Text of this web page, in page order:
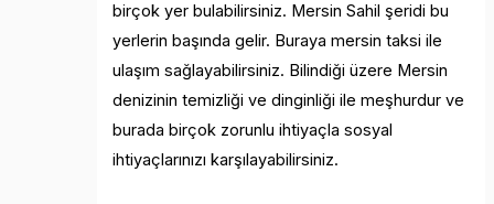
birçok yer bulabilirsiniz. Mersin Sahil şeridi bu
yerlerin başında gelir. Buraya mersin taksi ile
ulaşım sağlayabilirsiniz. Bilindiği üzere Mersin
denizinin temizliği ve dinginliği ile meşhurdur ve
burada birçok zorunlu ihtiyaçla sosyal
ihtiyaçlarınızı karşılayabilirsiniz.